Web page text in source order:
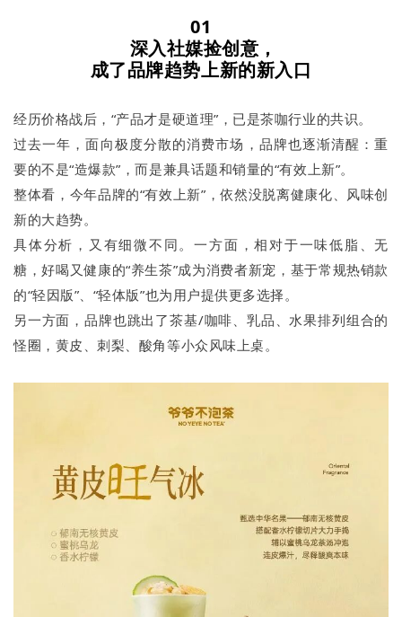
01
深入社媒捡创意，
成了品牌趋势上新的新入口
经历价格战后，“产品才是硬道理”，已是茶咖行业的共识。
过去一年，面向极度分散的消费市场，品牌也逐渐清醒：重
要的不是“造爆款”，而是兼具话题和销量的“有效上新”。
整体看，今年品牌的“有效上新”，依然没脱离健康化、风味创
新的大趋势。
具体分析，又有细微不同。一方面，相对于一味低脂、无
糖，好喝又健康的“养生茶”成为消费者新宠，基于常规热销款
的“轻因版”、“轻体版”也为用户提供更多选择。
另一方面，品牌也跳出了茶基/咖啡、乳品、水果排列组合的
怪圈，黄皮、刺梨、酸角等小众风味上桌。